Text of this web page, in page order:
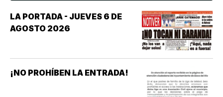
LA PORTADA - JUEVES 6 DE
AGOSTO 2026
¡NO PROHÍBEN LA ENTRADA!